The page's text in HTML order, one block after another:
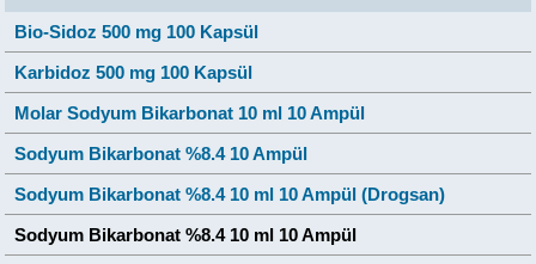
Bio-Sidoz 500 mg 100 Kapsül
Karbidoz 500 mg 100 Kapsül
Molar Sodyum Bikarbonat 10 ml 10 Ampül
Sodyum Bikarbonat %8.4 10 Ampül
Sodyum Bikarbonat %8.4 10 ml 10 Ampül (Drogsan)
Sodyum Bikarbonat %8.4 10 ml 10 Ampül